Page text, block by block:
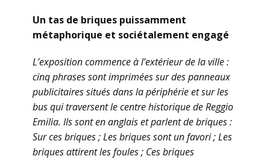
Un tas de briques puissamment
métaphorique et sociétalement engagé
L’exposition commence à l’extérieur de la ville :
cinq phrases sont imprimées sur des panneaux
publicitaires situés dans la périphérie et sur les
bus qui traversent le centre historique de Reggio
Emilia. Ils sont en anglais et parlent de briques :
Sur ces briques ; Les briques sont un favori ; Les
briques attirent les foules ; Ces briques